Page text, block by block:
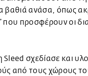
βαθιά ανάσα, όπως
που προσφέρουν οι
σχεδίασε και
από τους χώρους